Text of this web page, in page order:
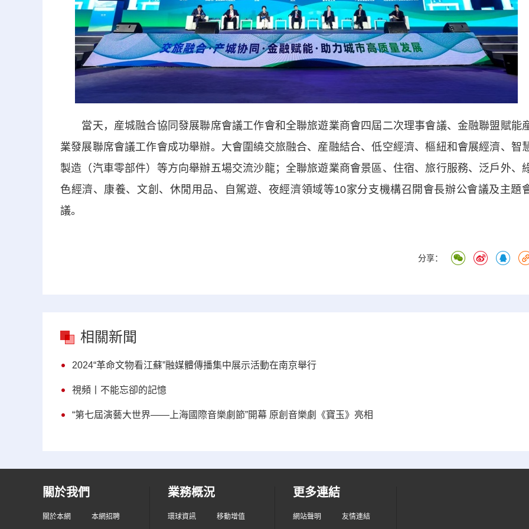
當天，産城融合協同發展聯席會議工作會和全聯旅遊業商會四屆二次理事會議、金融聯盟賦能
業發展聯席會議工作會成功舉辦。大會圍繞交旅融合、産融結合、低空經濟、樞紐和會展經濟、智
製造（汽車零部件）等方向舉辦五場交流沙龍；全聯旅遊業商會景區、住宿、旅行服務、泛戶外、
色經濟、康養、文創、休閒用品、自駕遊、夜經濟領域等10家分支機構召開會長辦公會議及主題
議。
分享：
相關新聞
2024“革命文物看江蘇”融媒體傳播集中展示活動在南京舉行
視頻丨不能忘卻的記憶
“第七屆演藝大世界——上海國際音樂劇節”開幕 原創音樂劇《寶玉》亮相
關於我們
關於本網 本網招聘
業務概況
環球資訊 移動增值
更多連結
網站聲明 友情連結